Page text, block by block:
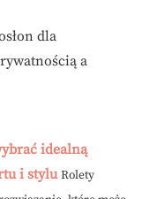
dla
a
idealną
i stylu Rolety